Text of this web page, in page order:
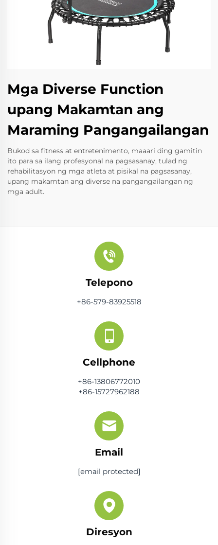
Mga Diverse Function
upang Makamtan ang
Maraming Pangangailangan
Bukod sa fitness at entretenimento, maaari ding gamitin
ito para sa ilang profesyonal na pagsasanay, tulad ng
rehabilitasyon ng mga atleta at pisikal na pagsasanay,
upang makamtan ang diverse na pangangailangan ng
mga adult.
Telepono
+86-579-83925518
Cellphone
+86-13806772010
+86-15727962188
Email
[email protected]
Diresyon